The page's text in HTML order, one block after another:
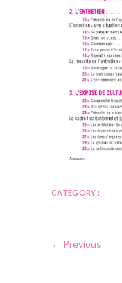
CATEGORY :
← Previous